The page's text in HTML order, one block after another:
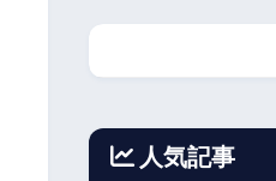
人気記事